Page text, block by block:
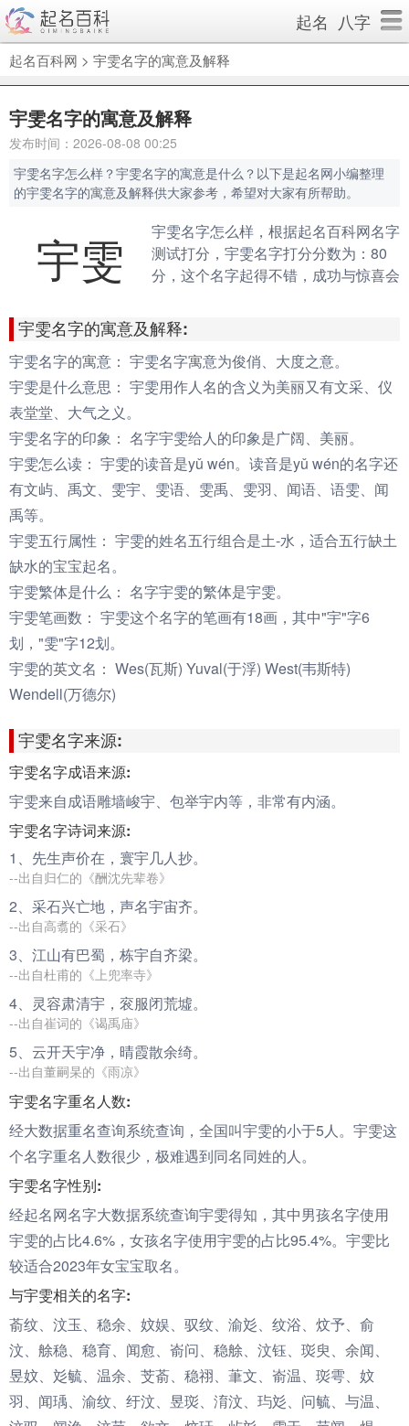
起名 八字
起名百科网 > 宇雯名字的寓意及解释
宇雯名字的寓意及解释
发布时间：2026-08-08 00:25
宇雯名字怎么样？宇雯名字的寓意是什么？以下是起名网小编整理
的宇雯名字的寓意及解释供大家参考，希望对大家有所帮助。
宇雯
宇雯名字怎么样，根据起名百科网名字
测试打分，宇雯名字打分分数为：80
分，这个名字起得不错，成功与惊喜会
上为很棒的名字，80-90分为很好的名
字，70分以下为不好的名字）
宇雯名字的寓意及解释:
宇雯名字的寓意： 宇雯名字寓意为俊俏、大度之意。
宇雯是什么意思： 宇雯用作人名的含义为美丽又有文采、仪
表堂堂、大气之义。
宇雯名字的印象： 名字宇雯给人的印象是广阔、美丽。
宇雯怎么读： 宇雯的读音是yǔ wén。读音是yǔ wén的名字还
有文屿、禹文、雯宇、雯语、雯禹、雯羽、闻语、语雯、闻
禹等。
宇雯五行属性： 宇雯的姓名五行组合是土-水，适合五行缺土
缺水的宝宝起名。
宇雯繁体是什么： 名字宇雯的繁体是宇雯。
宇雯笔画数： 宇雯这个名字的笔画有18画，其中"宇"字6
划，"雯"字12划。
宇雯的英文名： Wes(瓦斯) Yuval(于浮) West(韦斯特)
Wendell(万德尔)
宇雯名字来源:
宇雯名字成语来源:
宇雯来自成语雕墙峻宇、包举宇内等，非常有内涵。
宇雯名字诗词来源:
1、先生声价在，寰宇几人抄。
--出自归仁的《酬沈先辈卷》
2、采石兴亡地，声名宇宙齐。
--出自高翥的《采石》
3、江山有巴蜀，栋宇自齐梁。
--出自杜甫的《上兜率寺》
4、灵容肃清宇 ，衮服闭荒墟。
--出自崔词的《谒禹庙》
5、云开天宇净，晴霞散余绮。
--出自董嗣杲的《雨凉》
宇雯名字重名人数:
经大数据重名查询系统查询，全国叫宇雯的小于5人。宇雯这
个名字重名人数很少，极难遇到同名同姓的人。
宇雯名字性别:
经起名网名字大数据系统查询宇雯得知，其中男孩名字使用
宇雯的占比4.6%，女孩名字使用宇雯的占比95.4%。宇雯比
较适合2023年女宝宝取名。
与宇雯相关的名字:
萮纹、汶玉、稳余、妏娱、驭纹、渝彣、纹浴、炆予、俞
汶、艅稳、稳育、闻愈、嵛问、稳艅、汶钰、珳臾、余闻、
昱妏、彣毓、温余、芠萮、稳祤、茟文、嵛温、珳雩、妏
羽、闻瑀、渝纹、纡汶、昱珳、淯汶、玙彣、问毓、与温、